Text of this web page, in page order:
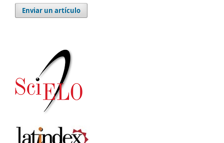
Enviar un artículo